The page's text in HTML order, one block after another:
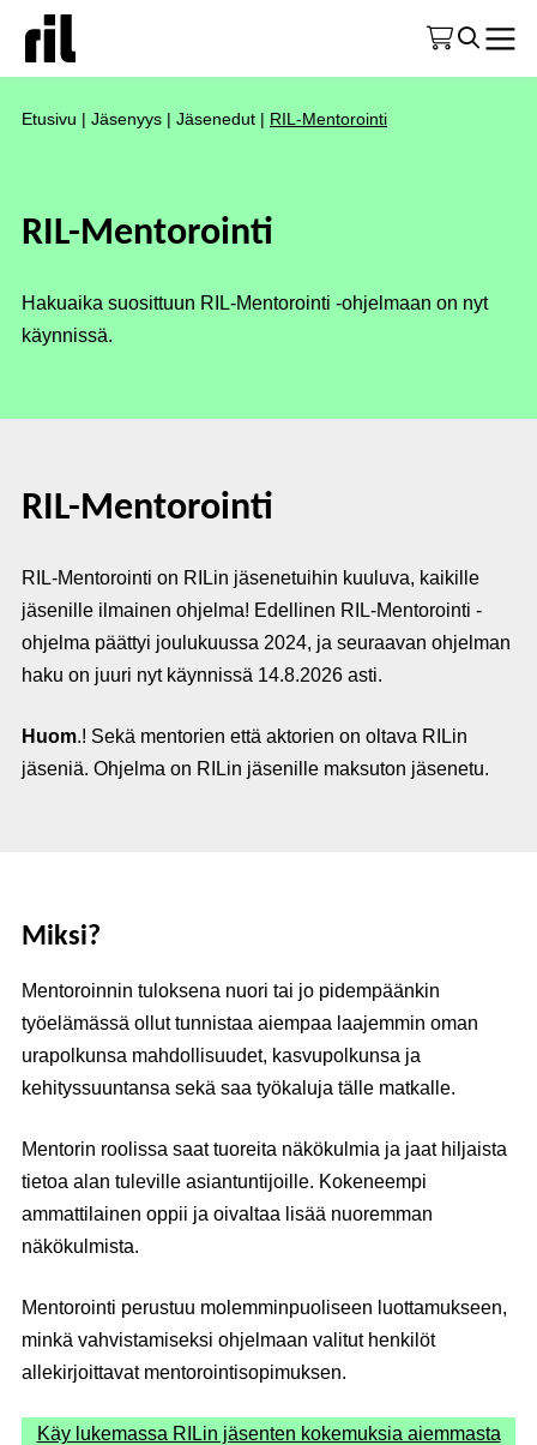
Etusivu | Jäsenyys | Jäsenedut | RIL-Mentorointi
RIL-Mentorointi
Hakuaika suosittuun RIL-Mentorointi -ohjelmaan on nyt
käynnissä.
RIL-Mentorointi
RIL-Mentorointi on RILin jäsenetuihin kuuluva, kaikille
jäsenille ilmainen ohjelma! Edellinen RIL-Mentorointi -
ohjelma päättyi joulukuussa 2024, ja seuraavan ohjelman
haku on juuri nyt käynnissä 14.8.2026 asti.
Huom.! Sekä mentorien että aktorien on oltava RILin
jäseniä. Ohjelma on RILin jäsenille maksuton jäsenetu.
Miksi?
Mentoroinnin tuloksena nuori tai jo pidempäänkin
työelämässä ollut tunnistaa aiempaa laajemmin oman
urapolkunsa mahdollisuudet, kasvupolkunsa ja
kehityssuuntansa sekä saa työkaluja tälle matkalle.
Mentorin roolissa saat tuoreita näkökulmia ja jaat hiljaista
tietoa alan tuleville asiantuntijoille. Kokeneempi
ammattilainen oppii ja oivaltaa lisää nuoremman
näkökulmista.
Mentorointi perustuu molemminpuoliseen luottamukseen,
minkä vahvistamiseksi ohjelmaan valitut henkilöt
allekirjoittavat mentorointisopimuksen.
Käy lukemassa RILin jäsenten kokemuksia aiemmasta